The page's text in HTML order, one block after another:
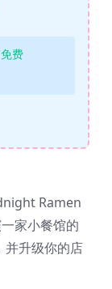
免费
Ramen
家小餐馆的
并升级你的店